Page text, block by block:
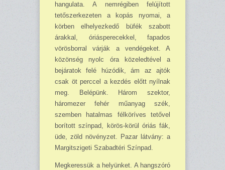
hangulata. A nemrégiben felújított
tetőszerkezeten a kopás nyomai, a
körben elhelyezkedő büfék szabott
árakkal, óriásperecekkel, fapados
vörösborral várják a vendégeket. A
közönség nyolc óra közeledtével a
bejáratok felé húzódik, ám az ajtók
csak öt perccel a kezdés előtt nyílnak
meg. Belépünk. Három szektor,
háromezer fehér műanyag szék,
szemben hatalmas félköríves tetővel
borított színpad, körös-körül óriás fák,
üde, zöld növényzet. Pazar látvány: a
Margitszigeti Szabadtéri Színpad.
Megkeressük a helyünket. A hangszóró